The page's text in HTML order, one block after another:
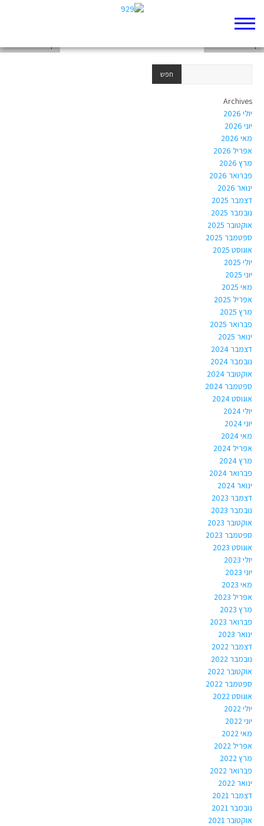
Archives
יולי 2026
יוני 2026
מאי 2026
אפריל 2026
מרץ 2026
פברואר 2026
ינואר 2026
דצמבר 2025
נובמבר 2025
אוקטובר 2025
ספטמבר 2025
אוגוסט 2025
יולי 2025
יוני 2025
מאי 2025
אפריל 2025
מרץ 2025
פברואר 2025
ינואר 2025
דצמבר 2024
נובמבר 2024
אוקטובר 2024
ספטמבר 2024
אוגוסט 2024
יולי 2024
יוני 2024
מאי 2024
אפריל 2024
מרץ 2024
פברואר 2024
ינואר 2024
דצמבר 2023
נובמבר 2023
אוקטובר 2023
ספטמבר 2023
אוגוסט 2023
יולי 2023
יוני 2023
מאי 2023
אפריל 2023
מרץ 2023
פברואר 2023
ינואר 2023
דצמבר 2022
נובמבר 2022
אוקטובר 2022
ספטמבר 2022
אוגוסט 2022
יולי 2022
יוני 2022
מאי 2022
אפריל 2022
מרץ 2022
פברואר 2022
ינואר 2022
דצמבר 2021
נובמבר 2021
אוקטובר 2021